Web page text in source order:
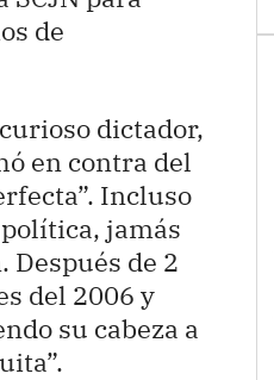
de
dictador,
en contra del
Incluso
jamás
Después de 2
del 2006 y
su cabeza a